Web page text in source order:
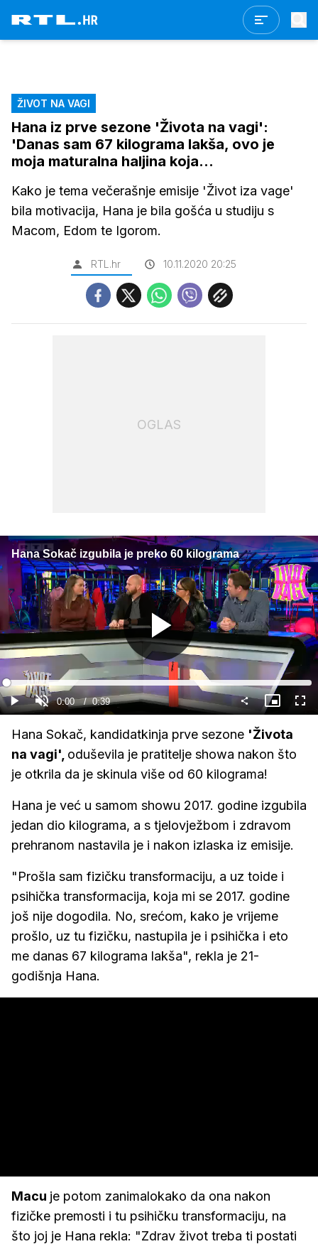
ŽIVOT NA VAGI
Hana iz prve sezone 'Života na vagi':
'Danas sam 67 kilograma lakša, ovo je
moja maturalna haljina koja...
Kako je tema večerašnje emisije 'Život iza vage'
bila motivacija, Hana je bila gošća u studiju s
Macom, Edom te Igorom.
RTL.hr 10.11.2020 20:25
OGLAS
Hana Sokač izgubila je preko 60 kilograma
Gledaj
GledajUpali
zvuk
Current
Time
0:00 / Duration
0:39
Loaded:
100.00%
Slika
u
Hana Sokač, kandidatkinja prve sezone 'Života
na vagi', oduševila je pratitelje showa nakon što
je otkrila da je skinula više od 60 kilograma!
Hana je već u samom showu 2017. godine izgubila
jedan dio kilograma, a s tjelovježbom i zdravom
prehranom nastavila je i nakon izlaska iz emisije.
"Prošla sam fizičku transformaciju, a uz toide i
psihička transformacija, koja mi se 2017. godine
još nije dogodila. No, srećom, kako je vrijeme
prošlo, uz tu fizičku, nastupila je i psihička i eto
me danas 67 kilograma lakša", rekla je 21-
godišnja Hana.
Macu je potom zanimalokako da ona nakon
fizičke premosti i tu psihičku transformaciju, na
što joj je Hana rekla: "Zdrav život treba ti postati